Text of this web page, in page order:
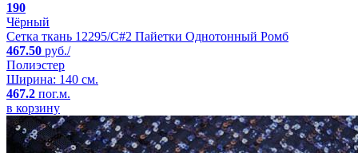
190
Чёрный
Сетка ткань 12295/C#2 Пайетки Однотонный Ромб
467.50 руб./
Полиэстер
Ширина: 140 см.
467.2 пог.м.
в корзину